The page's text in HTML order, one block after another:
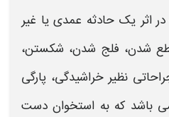
در اثر یک حادثه عمدی یا غیر
شدن، فلج شدن، شکستن،
نظیر خراشیدگی، پارگی
باشد که به استخوان دست